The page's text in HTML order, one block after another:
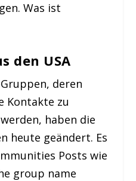
Was ist
den USA
deren
Kontakte zu
haben die
heute geändert. Es
Posts wie
group name